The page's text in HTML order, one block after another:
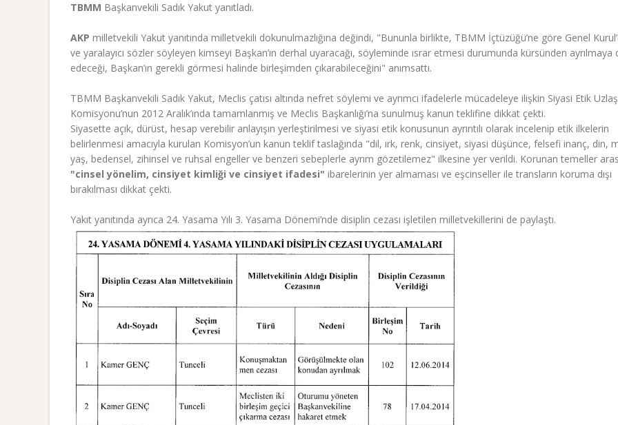
TBMM Başkanvekili Sadık Yakut yanıtladı.
AKP milletvekili Yakut yanıtında milletvekili dokunulmazlığına değindi, "Bununla birlikte, TBMM İçtüzüğü’ne göre Genel
ve yaralayıcı sözler söyleyen kimseyi Başkan’ın derhal uyaracağı, söyleminde ısrar etmesi durumunda kürsünden ayrılmaya
edeceği, Başkan’ın gerekli görmesi halinde birleşimden çıkarabileceğini" anımsattı.
TBMM Başkanvekili Sadık Yakut, Meclis çatısı altında nefret söylemi ve ayrımcı ifadelerle mücadeleye ilişkin Siyasi Etik
Komisyonu’nun 2012 Aralık’ında tamamlanmış ve Meclis Başkanlığı’na sunulmuş kanun teklifine dikkat çekti.
Siyasette açık, dürüst, hesap verebilir anlayışın yerleştirilmesi ve siyasi etik konusunun ayrıntılı olarak incelenip etik ilkelerin
belirlenmesi amacıyla kurulan Komisyon’un kanun teklif taslağında "dil, ırk, renk, cinsiyet, siyasi düşünce, felsefi inanç, din,
yaş, bedensel, zihinsel ve ruhsal engeller ve benzeri sebeplerle ayrım gözetilemez" ilkesine yer verildi. Korunan temeller
"cinsel yönelim, cinsiyet kimliği ve cinsiyet ifadesi" ibarelerinin yer almaması ve eşcinseller ile transların koruma dışı
bırakılması dikkat çekti.
Yakıt yanıtında ayrıca 24. Yasama Yılı 3. Yasama Dönemi’nde disiplin cezası işletilen milletvekillerini de paylaştı.